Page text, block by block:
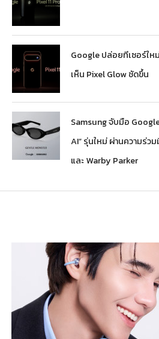
Google ปล่อยทีเซอร์ให
เห็น Pixel Glow ชัดขึ้น
Samsung จับมือ
AI” รุ่นใหม่ ผ่านความร่
และ Warby Parker